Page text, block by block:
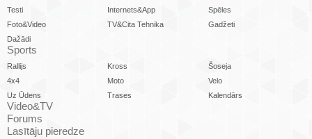
Testi
Internets&App
Spēles
Foto&Video
TV&Cita Tehnika
Gadžeti
Dažādi
Sports
Rallijs Kross
Šoseja
4x4
Moto
Velo
Uz Ūdens
Trases Kalendārs
Video&TV
Forums
Lasītāju pieredze